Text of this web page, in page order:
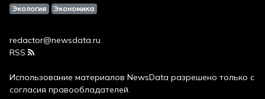
Экология
Экономика
redactor@newsdata.ru
RSS
Использование материалов NewsData разрешено только с
согласия правообладателей.